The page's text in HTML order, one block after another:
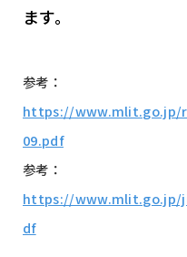
ます。
参考：
https://www.mlit.go.jp/
09.pdf
参考：
https://www.mlit.go.jp/
df